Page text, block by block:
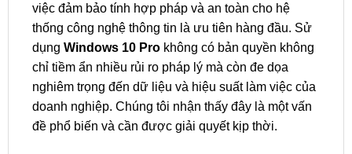
việc đảm bảo tính hợp pháp và an toàn cho hệ
thống công nghệ thông tin là ưu tiên hàng đầu. Sử
dụng Windows 10 Prokhông có bản quyền không
chỉ tiềm ẩn nhiều rủi ro pháp lý mà còn đe dọa
nghiêm trọng đến dữ liệu và hiệu suất làm việc của
doanh nghiệp. Chúng tôi nhận thấy đây là một vấn
đề phổ biến và cần được giải quyết kịp thời.